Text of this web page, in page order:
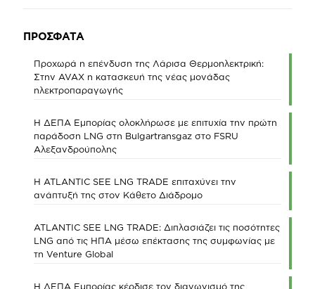
ΠΡΟΣΦΑΤΑ
Προχωρά η επένδυση της Λάρισα Θερμοηλεκτρική:
Στην AVAX η κατασκευή της νέας μονάδας
ηλεκτροπαραγωγής
Η ΔΕΠΑ Εμπορίας ολοκλήρωσε με επιτυχία την πρώτη
παράδοση LNG στη Bulgartransgaz στο FSRU
Αλεξανδρούπολης
Η ATLANTIC SEE LNG TRADE επιταχύνει την
ανάπτυξή της στον Κάθετο Διάδρομο
ATLANTIC SEE LNG TRADE: Διπλασιάζει τις ποσότητες
LNG από τις ΗΠΑ μέσω επέκτασης της συμφωνίας με
τη Venture Global
Η ΔΕΠΑ Εμπορίας κέρδισε τον διαγωνισμό της